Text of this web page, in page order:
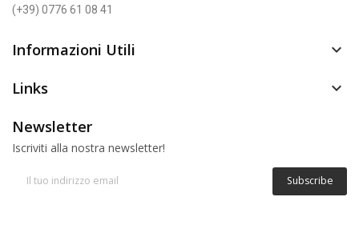
(+39) 0776 61 08 41
Informazioni Utili 
Links 
Newsletter
Iscriviti alla nostra newsletter!
Subscribe